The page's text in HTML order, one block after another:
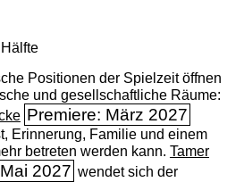
Positionen der Spielzeit öffnen
und gesellschaftliche Räume:
Premiere: März 2027
Erinnerung, Familie und einem
betreten werden kann. Tamer
2027 wendet sich der